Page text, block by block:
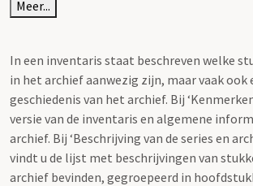
Meer...
In een inventaris staat beschreven welke
in het archief aanwezig zijn, maar vaak ook
geschiedenis van het archief. Bij
versie van de inventaris en algemene
archief. Bij ‘Beschrijving van de series en
vindt u de lijst met beschrijvingen van
archief bevinden, gegroepeerd in